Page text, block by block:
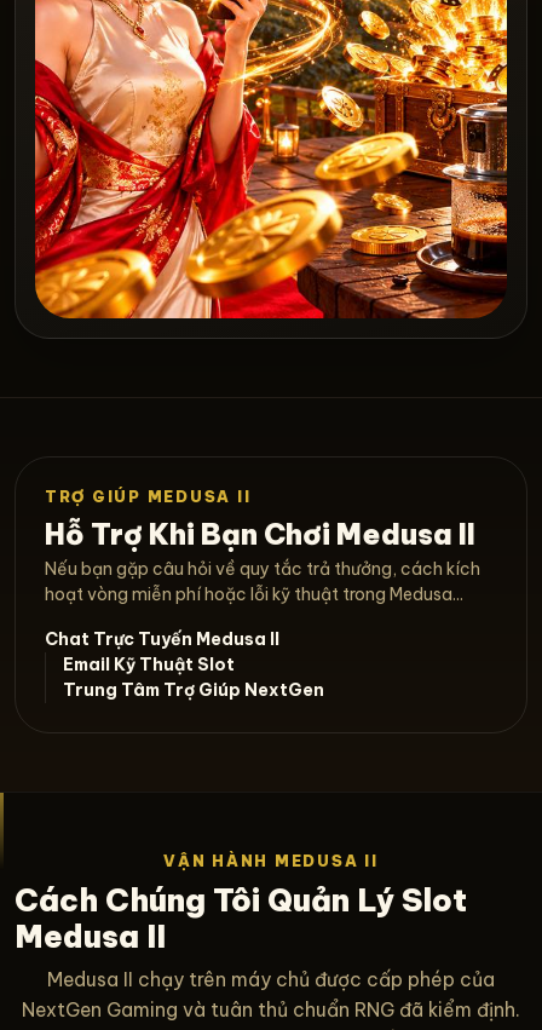
TRỢ GIÚP MEDUSA II
Hỗ Trợ Khi Bạn Chơi Medusa II
Nếu bạn gặp câu hỏi về quy tắc trả thưởng, cách kích
hoạt vòng miễn phí hoặc lỗi kỹ thuật trong Medusa...
Chat Trực Tuyến Medusa II
Email Kỹ Thuật Slot
Trung Tâm Trợ Giúp NextGen
VẬN HÀNH MEDUSA II
Cách Chúng Tôi Quản Lý Slot
Medusa II
Medusa II chạy trên máy chủ được cấp phép của
NextGen Gaming và tuân thủ chuẩn RNG đã kiểm định.